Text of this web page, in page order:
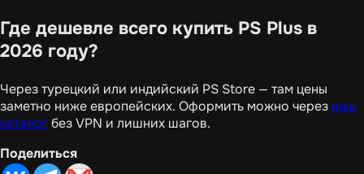
Где дешевле всего купить PS Plus в
2026 году?
Через турецкий или индийский PS Store — там цены
заметно ниже европейских. Оформить можно через наш
каталогбез VPN и лишних шагов.
Поделиться